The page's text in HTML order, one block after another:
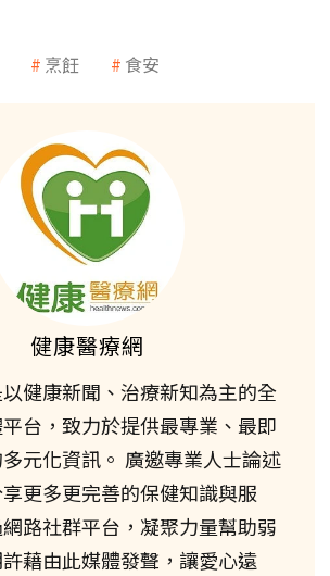
烹飪 食安
健康醫療網
健康新聞、治療新知為主的全
台，致力於提供最專業、最即
元化資訊。 廣邀專業人士論述
更多更完善的保健知識與服
路社群平台，凝聚力量幫助弱
藉由此媒體發聲，讓愛心遠